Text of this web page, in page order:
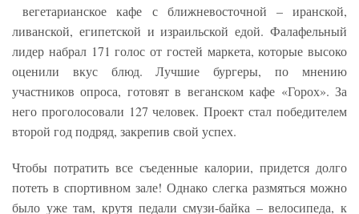
вегетарианское кафе с ближневосточной – иранской,
ливанской, египетской и израильской едой. Фалафельный
лидер набрал 171 голос от гостей маркета, которые высоко
оценили вкус блюд. Лучшие бургеры, по мнению
участников опроса, готовят в веганском кафе «Горох». За
него проголосовали 127 человек. Проект стал победителем
второй год подряд, закрепив свой успех.
Чтобы потратить все съеденные калории, придется долго
потеть в спортивном зале! Однако слегка размяться можно
было уже там, крутя педали смузи-байка – велосипеда, к